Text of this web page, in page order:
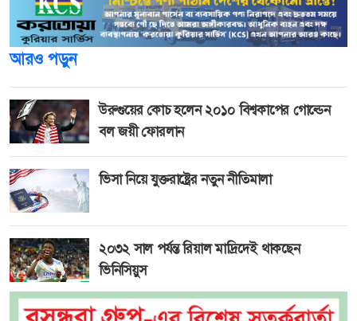
আরও পড়ুন
উরুগুয়ের কোচ হলেন ২০১০ বিশ্বকাপের গোল্ডেন
বল জয়ী ফোরলান
ভিসা নিয়ে যুক্তরাষ্ট্রের নতুন নীতিমালা
২০৩২ সাল পর্যন্ত রিয়াল মাদ্রিদেই থাকছেন
ভিনিসিয়ুস